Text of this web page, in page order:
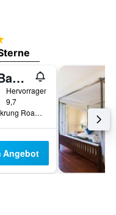
Capella Bangkok
Hervorragend
9,7
300/2 Charoenkrung Road, Bangkok, Thailand
Angebot